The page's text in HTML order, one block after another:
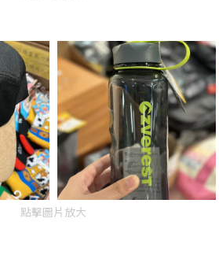
點擊圖片放大